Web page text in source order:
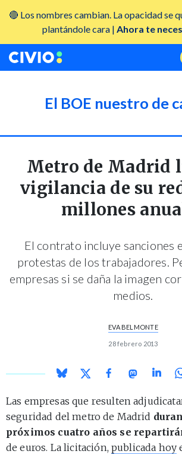
🔴 Los nombres cambian. La opacidad se
plantándole cara | Ahora te
El BOE nuestro de
Metro de Madrid
vigilancia de su
millones
El contrato incluye sanciones
protestas de los trabajadores.
empresas si se daña la imagen
medios.
EVA BELMONTE
28 febrero 2013
Las empresas que resulten
seguridad del metro de Madrid
próximos cuatro años se
de euros. La licitación,publicada hoy